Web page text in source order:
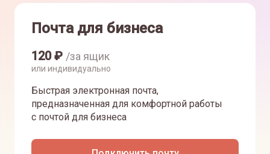
Почта для бизнеса
120₽ /за ящик
или индивидуально
Быстрая электронная почта,
предназначенная для комфортной работы
с почтой для бизнеса